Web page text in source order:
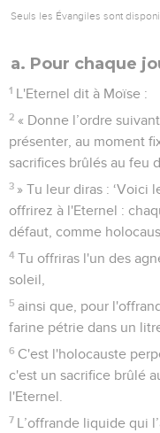
Seuls les Évangiles sont
a. Pour chaque
1 L'Eternel dit à Moïse :
2 « Donne l’ordre
présenter, au moment
sacrifices brûlés au feu
3 » Tu leur diras : ‘Voici
offrirez à l'Eternel :
défaut, comme
4 Tu offriras l'un des
soleil,
5 ainsi que, pour
farine pétrie dans un
6 C'est l'holocauste
c'est un sacrifice brûlé
l'Eternel.
7 L’offrande liquide qui